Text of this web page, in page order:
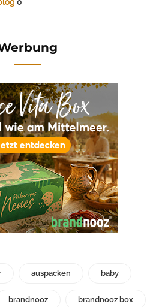
0
auspacken baby
brandnooz brandnooz box